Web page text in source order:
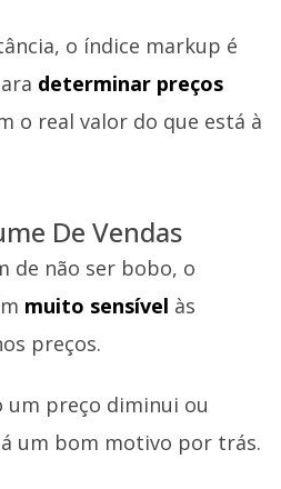
o índice markup é
determinar preços
o real valor do que está à
De Vendas
de não ser bobo, o
muito sensível às
preços.
um preço diminui ou
um bom motivo por trás.